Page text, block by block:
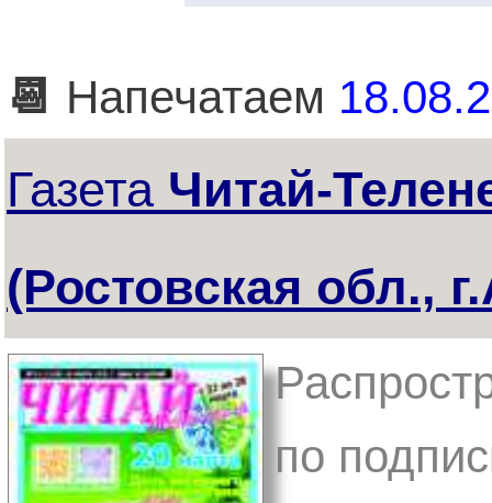
📆 Напечатаем
Газета Читай-
(Ростовская обл.,
по